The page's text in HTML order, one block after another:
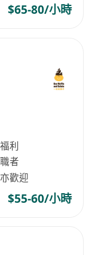
付額外津貼，確
果綜合發放
廳享用營養均
援日常開支，
$65-80/小時
利
者
歡迎
$55-60/小時